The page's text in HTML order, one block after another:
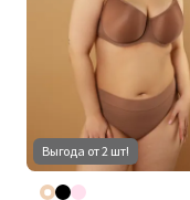
Выгода от 2 шт!